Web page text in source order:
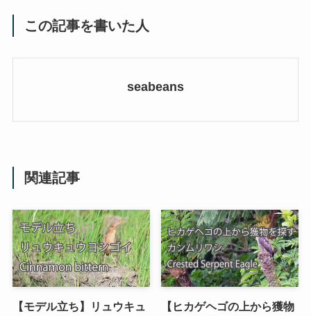
この記事を書いた人
seabeans
関連記事
【モデル立ち】リュウキュ
【ヒカゲヘゴの上から獲物